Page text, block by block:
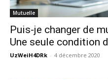
Mutuelle
Puis-je changer de
Une seule condition
UzWeiH4DRk - 4 décembre 2020